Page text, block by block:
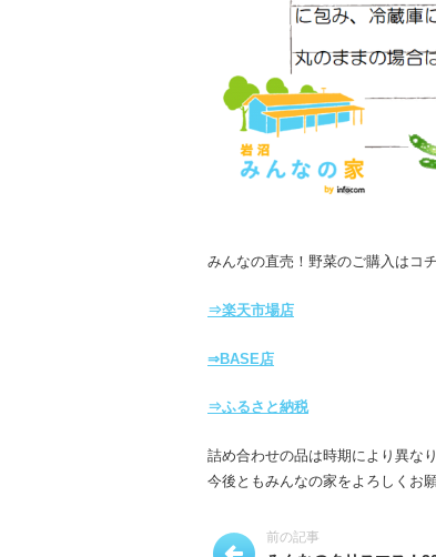
みんなの直売！野菜のご購入はコチ
⇒楽天市場店
⇒BASE店
⇒ふるさと納税
詰め合わせの品は時期により異な
今後ともみんなの家をよろしくお
前の記事